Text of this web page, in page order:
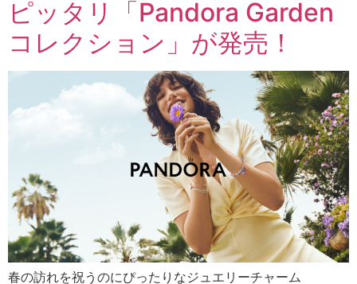
ピッタリ「Pandora Garden
コレクション」が発売！
春の訪れを祝うのにぴったりなジュエリーチャーム